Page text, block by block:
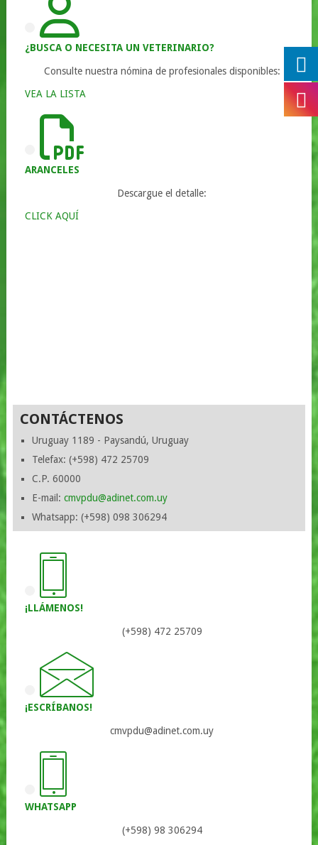
¿BUSCA O NECESITA UN VETERINARIO?
Consulte nuestra nómina de profesionales disponibles:
VEA LA LISTA
ARANCELES
Descargue el detalle:
CLICK AQUÍ
CONTÁCTENOS
Uruguay 1189 - Paysandú, Uruguay
Telefax: (+598) 472 25709
C.P. 60000
E-mail: cmvpdu@adinet.com.uy
Whatsapp: (+598) 098 306294
¡LLÁMENOS!
(+598) 472 25709
¡ESCRÍBANOS!
cmvpdu@adinet.com.uy
WHATSAPP
(+598) 98 306294